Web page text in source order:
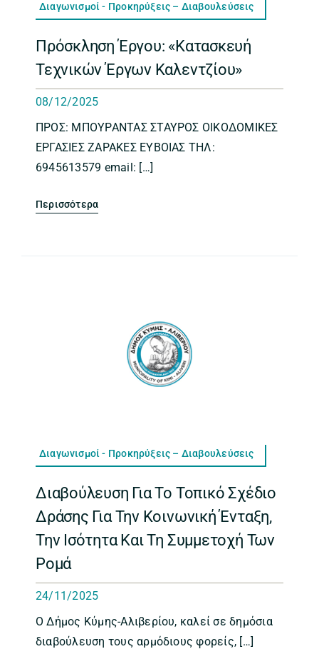
Διαγωνισμοί - Προκηρύξεις – Διαβουλεύσεις
Πρόσκληση Έργου: «Κατασκευή
Τεχνικών Έργων Καλεντζίου»
08/12/2025
ΠΡΟΣ: ΜΠΟΥΡΑΝΤΑΣ ΣΤΑΥΡΟΣ ΟΙΚΟΔΟΜΙΚΕΣ
ΕΡΓΑΣΙΕΣ ΖΑΡΑΚΕΣ ΕΥΒΟΙΑΣ ΤΗΛ:
6945613579 email: […]
Περισσότερα
Διαγωνισμοί - Προκηρύξεις – Διαβουλεύσεις
Διαβούλευση Για Το Τοπικό Σχέδιο
Δράσης Για Την Κοινωνική Ένταξη,
Την Ισότητα Και Τη Συμμετοχή Των
Ρομά
24/11/2025
Ο Δήμος Κύμης-Αλιβερίου, καλεί σε δημόσια
διαβούλευση τους αρμόδιους φορείς, […]